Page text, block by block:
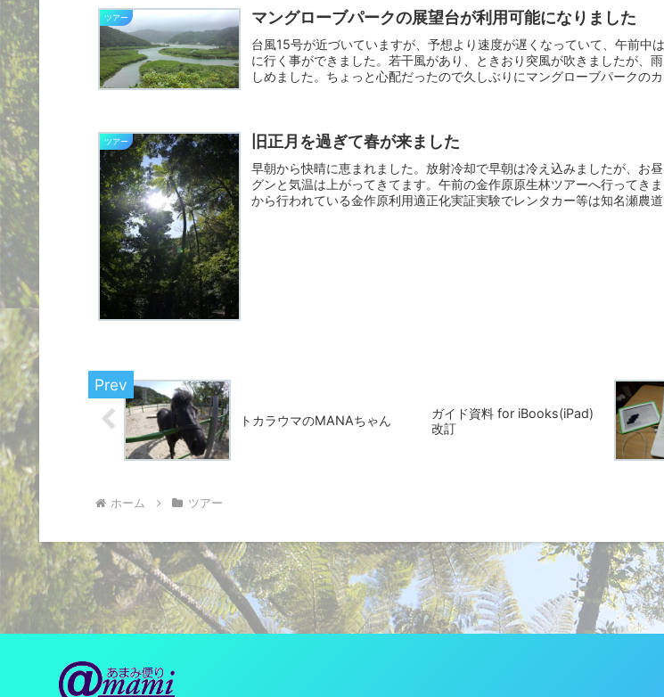
ツアー マングローブパークの展望台が利用可能になりました
台風15号が近づいていますが、予想より速度が遅くなっていて、午前中
に行く事ができました。若干風があり、ときおり突風が吹きましたが、
しめました。ちょっと心配だったので久しぶりにマングローブパークの
ツアー 旧正月を過ぎて春が来ました
早朝から快晴に恵まれました。放射冷却で早朝は冷え込みましたが、お
グンと気温は上がってきてます。午前の金作原原生林ツアーへ行ってき
から行われている金作原利用適正化実証実験でレンタカー等は知名瀬農
トカラウマのMANAちゃん
ガイド資料 for iBooks(iPad)
改訂
ホーム ツアー